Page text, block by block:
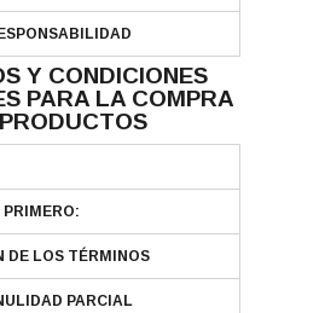
Y CONDICIONES
PARA LA COMPRA
DE LOS TÉRMINOS
PARCIAL